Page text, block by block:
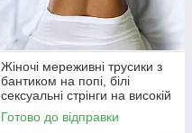
Жіночі мереживні трусики з
бантиком на попі, білі
сексуальні стрінги на високій
посадці L
Готово до відправки